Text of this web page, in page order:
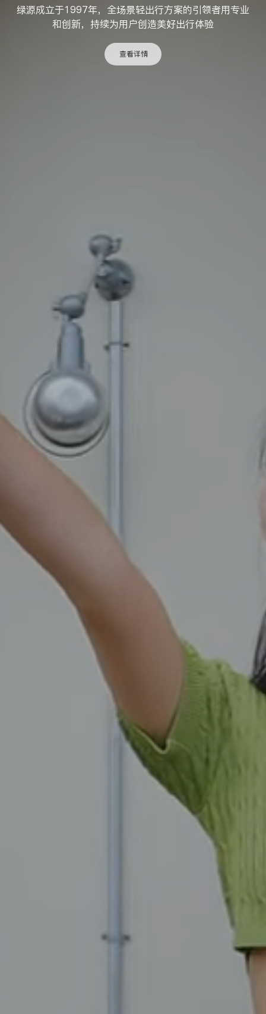
绿源成立于1997年，全场景轻出行方案的引领者用专业
和创新，持续为用户创造美好出行体验
查看详情